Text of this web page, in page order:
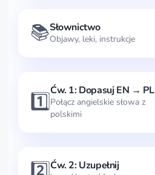
📚Słownictwo
Objawy, leki, instrukcje
1️⃣Ćw. 1: Dopasuj EN → PL
Połącz angielskie słowa z
polskimi
Ćw. 2: Uzupełnij